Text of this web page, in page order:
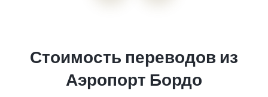
Стоимость переводов из
Аэропорт Бордо